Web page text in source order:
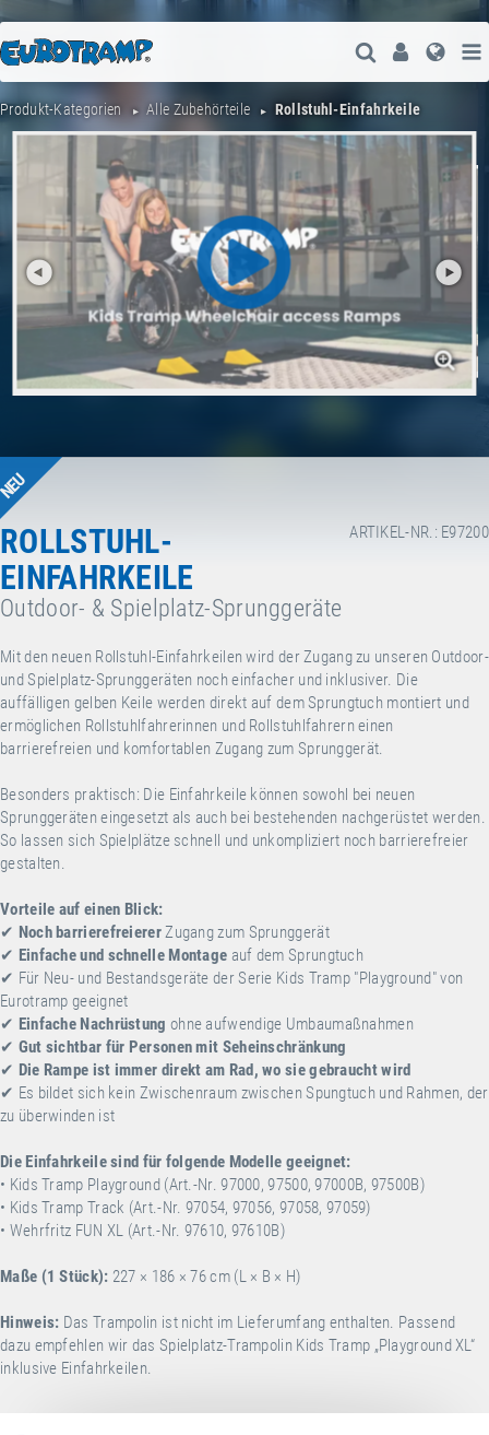
Suche
User
Produkt-Kategorien Alle Zubehörteile Rollstuhl-Einfahrkeile
ARTIKEL-NR.: E97200
ROLLSTUHL-
EINFAHRKEILE
Outdoor- & Spielplatz-Sprunggeräte
Mit den neuen Rollstuhl-Einfahrkeilen wird der Zugang zu unseren Outdoor-
und Spielplatz-Sprunggeräten noch einfacher und inklusiver. Die
auffälligen gelben Keile werden direkt auf dem Sprungtuch montiert und
ermöglichen Rollstuhlfahrerinnen und Rollstuhlfahrern einen
barrierefreien und komfortablen Zugang zum Sprunggerät.
Besonders praktisch: Die Einfahrkeile können sowohl bei neuen
Sprunggeräten eingesetzt als auch bei bestehenden nachgerüstet werden.
So lassen sich Spielplätze schnell und unkompliziert noch barrierefreier
gestalten.
Vorteile auf einen Blick:
✔ Noch barrierefreiererZugang zum Sprunggerät
✔ Einfache und schnelle Montage auf dem Sprungtuch
✔ Für Neu- und Bestandsgeräte der Serie Kids Tramp "Playground" von
Eurotramp geeignet
✔ Einfache Nachrüstung ohne aufwendige Umbaumaßnahmen
✔ Gut sichtbar für Personen mit Seheinschränkung
✔ Die Rampe ist immer direkt am Rad, wo sie gebraucht wird
✔ Es bildet sich kein Zwischenraum zwischen Spungtuch und Rahmen, der
zu überwinden ist
Die Einfahrkeile sind für folgende Modelle geeignet:
• Kids Tramp Playground (Art.-Nr. 97000, 97500, 97000B, 97500B)
• Kids Tramp Track (Art.-Nr. 97054, 97056, 97058, 97059)
• Wehrfritz FUN XL (Art.-Nr. 97610, 97610B)
Maße (1 Stück): 227 × 186 × 76 cm (L × B × H)
Hinweis: Das Trampolin ist nicht im Lieferumfang enthalten. Passend
dazu empfehlen wir das Spielplatz-Trampolin Kids Tramp „Playground XL“
inklusive Einfahrkeilen.